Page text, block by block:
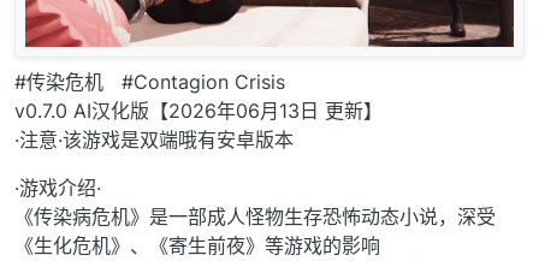
#传染危机 #Contagion Crisis
v0.7.0 AI汉化版【2026年06月13日 更新】
·注意·该游戏是双端哦有安卓版本
·游戏介绍·
《传染病危机》是一部成人怪物生存恐怖动态小说，深受
《生化危机》、《寄生前夜》等游戏的影响